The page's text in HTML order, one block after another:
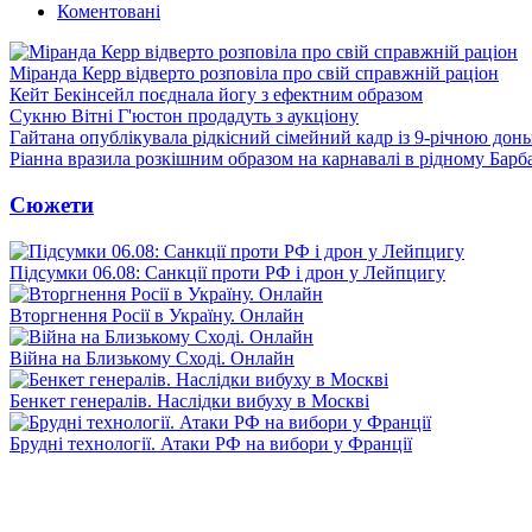
Коментовані
Міранда Керр відверто розповіла про свій справжній раціон
Кейт Бекінсейл поєднала йогу з ефектним образом
Сукню Вітні Г'юстон продадуть з аукціону
Гайтана опублікувала рідкісний сімейний кадр із 9-річною
Ріанна вразила розкішним образом на карнавалі в рідному
Сюжети
Підсумки 06.08: Санкції проти РФ і дрон у Лейпцигу
Вторгнення Росії в Україну. Онлайн
Війна на Близькому Сході. Онлайн
Бенкет генералів. Наслідки вибуху в Москві
Брудні технології. Атаки РФ на вибори у Франції